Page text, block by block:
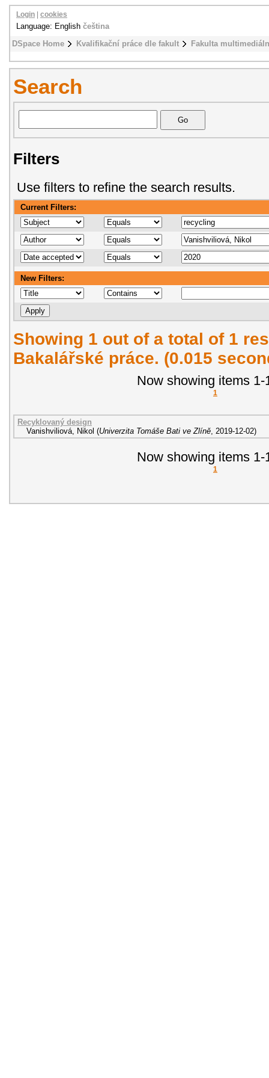
DSpace Home Kvalifikační práce dle fakult Fakulta
Login cookies
Language: English čeština
Search
Filters
Use filters to refine the search results.
Current Filters:
New Filters:
Showing 1 out of a total of 1
Bakalářské práce. (0.015
Now showing items 1-
1
Recyklovaný design
Vanishviliová, Nikol (Univerzita Tomáše Bati ve Zlíně, 2019-12-02)
Now showing items 1-
1